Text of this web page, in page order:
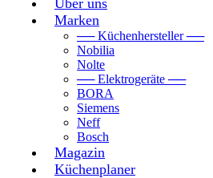
Über uns
Marken
── Küchenhersteller ──
Nobilia
Nolte
── Elektrogeräte ──
BORA
Siemens
Neff
Bosch
Magazin
Küchenplaner